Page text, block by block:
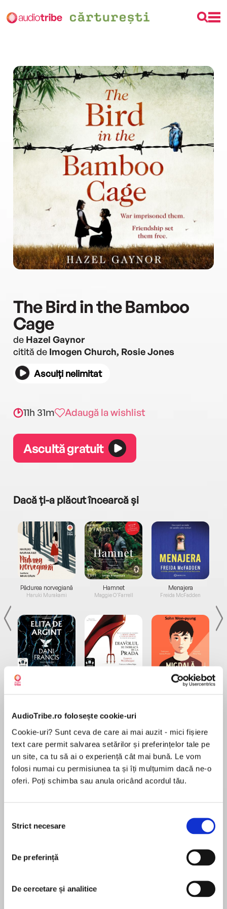
AudioTribe.ro folosește cookie-uri
Cookie-uri? Sunt ceva de care ai mai auzit - mici fișiere
text care permit salvarea setărilor și preferințelor tale pe
un site, ca tu să ai o experiență cât mai bună. Le vom
folosi numai cu permisiunea ta și îți mulțumim dacă ne-o
oferi. Poți schimba sau anula oricând acordul tău.
consimțământului
Strict necesare
De preferință
De cercetare și analitice
The Bird in the Bamboo
Cage
de Hazel Gaynor
citită de Imogen Church, Rosie Jones
Asculți nelimitat
11h 31m Adaugă la wishlist
Ascultă gratuit
Dacă ți-a plăcut încearcă și
Pădurea norvegiană
Haruki Murakami
Elita de Argint (Elita
Hamnet
Maggie O'Farrell
Menajera
Freida McFadden
Migdală
Sohn Won-pyung
Desprecarte
Inspired by true events…
‘Moving and authentic’ Dinah Jefferies
'A beautiful, tender and fascinating story'
‘Deeply moving. Be prepared – have
Senior, The Times
‘An inspiring novel about the power of
MAI MULT
Hazel Gaynor